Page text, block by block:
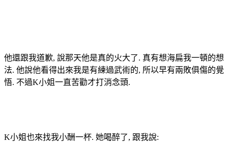
他還跟我道歉, 說那天他是真的火大了. 真有想海扁我一頓的想
法. 他說他看得出來我是有練過武術的, 所以早有兩敗俱傷的覺
悟. 不過K小姐一直苦勸才打消念頭.
K小姐也來找我小酬一杯. 她喝醉了, 跟我說: